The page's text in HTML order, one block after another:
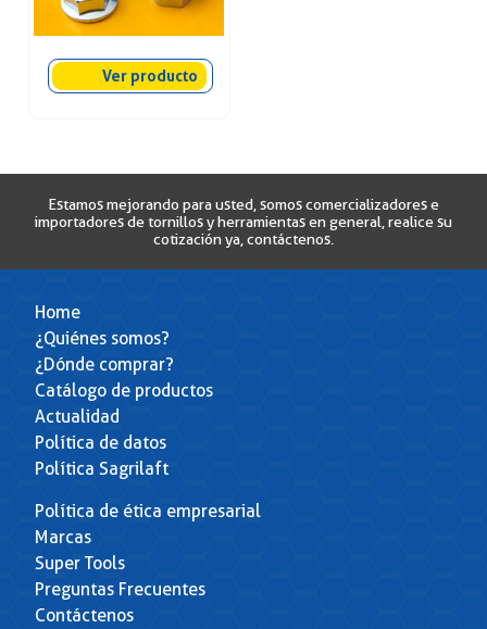
Ver producto
Estamos mejorando para usted, somos comercializadores e
importadores de tornillos y herramientas en general, realice su
cotización ya, contáctenos.
Home
¿Quiénes somos?
¿Dónde comprar?
Catálogo de productos
Actualidad
Política de datos
Política Sagrilaft
Política de ética empresarial
Marcas
Super Tools
Preguntas Frecuentes
Contáctenos